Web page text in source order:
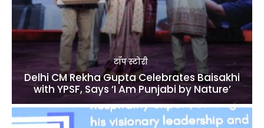
टॉप स्टोरी
Delhi CM Rekha Gupta Celebrates Baisakhi
with YPSF, Says ‘I Am Punjabi by Nature’